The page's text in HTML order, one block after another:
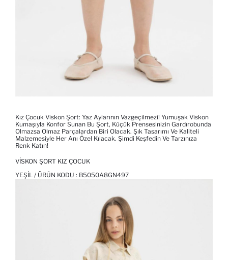
Kız Çocuk Viskon Şort: Yaz Aylarının Vazgeçilmezi! Yumuşak Viskon
Kumaşıyla Konfor Sunan Bu Şort, Küçük Prensesinizin Gardırobunda
Olmazsa Olmaz Parçalardan Biri Olacak. Şık Tasarımı Ve Kaliteli
Malzemesiyle Her Anı Özel Kılacak. Şimdi Keşfedin Ve Tarzınıza
Renk Katın!
VISKON ŞORT KIZ ÇOCUK
YEŞIL / ÜRÜN KODU : B5050A8GN497